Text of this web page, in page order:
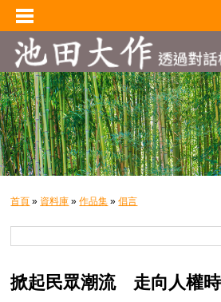
首頁 » 資料庫 »作品集 »倡言
掀起民眾潮流 走向人權時